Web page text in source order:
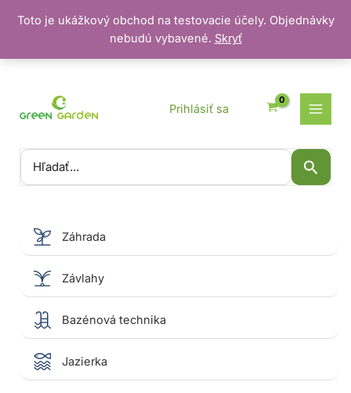
Toto je ukážkový obchod na testovacie účely. Objednávky
nebudú vybavené. Skryť
Vyhľadať:
Prihlásiť sa
Záhrada
Závlahy
Bazénová technika
Jazierka